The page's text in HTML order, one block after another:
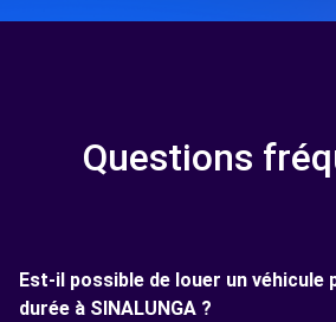
Questions
Est-il possible de louer un véhicule
durée à SINALUNGA ?